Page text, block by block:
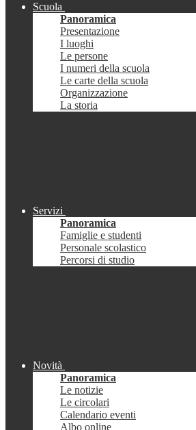
Scuola
Panoramica
Presentazione
I luoghi
Le persone
I numeri della scuola
Le carte della scuola
Organizzazione
La storia
Servizi
Panoramica
Famiglie e studenti
Personale scolastico
Percorsi di studio
Novità
Panoramica
Le notizie
Le circolari
Calendario eventi
Albo online